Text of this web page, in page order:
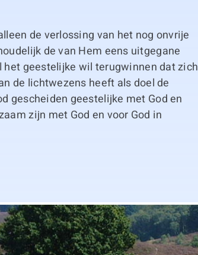
de verlossing van het nog onvrije
de van Hem eens uitgegane
geestelijke wil terugwinnen dat zich
de lichtwezens heeft als doel de
gescheiden geestelijke met God en
zijn met God en voor God in